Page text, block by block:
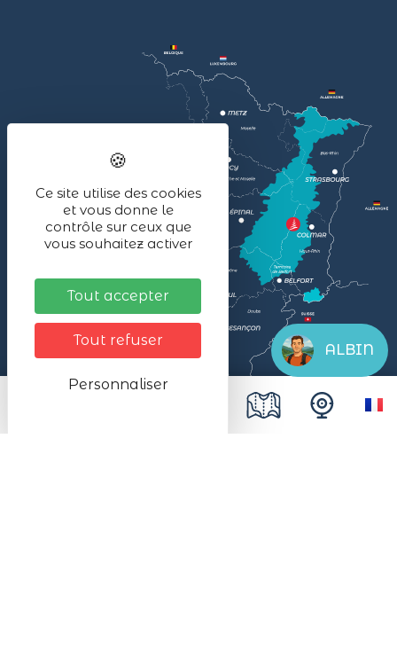
ALBIN
Ce site utilise des cookies
et vous donne le
contrôle sur ceux que
vous souhaitez activer
Tout accepter
Tout refuser
Personnaliser